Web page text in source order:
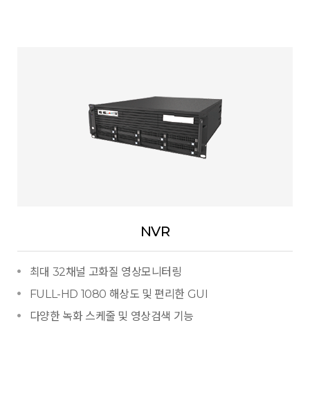
NVR
최대 32채널 고화질 영상모니터링
FULL-HD 1080 해상도 및 편리한 GUI
다양한 녹화 스케줄 및 영상검색 기능